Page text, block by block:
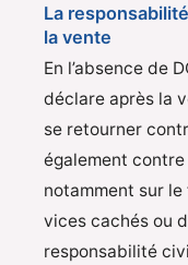
La
la vente
En l’absence de
déclare après la
se retourner
également contre
notamment sur
vices cachés ou
responsabilité